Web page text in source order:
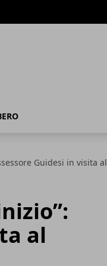
Guidesi in visita al
al